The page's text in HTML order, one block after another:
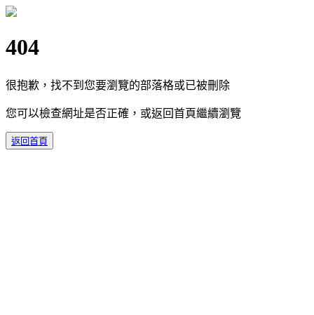
404
很抱歉，找不到您要瀏覽的部落格或已被刪除
您可以檢查網址是否正確，或返回首頁繼續瀏覽
返回首頁